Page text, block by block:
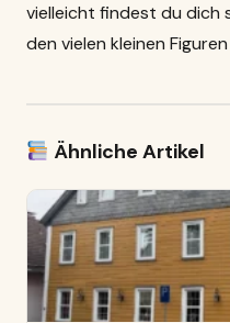
vielleicht findest du dich
den vielen kleinen
Ähnliche Artikel